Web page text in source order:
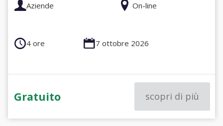
Aziende On-line
4 ore 7 ottobre 2026
Gratuito scopri di più